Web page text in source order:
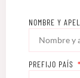
NOMBRE Y
PREFIJO PAÍS